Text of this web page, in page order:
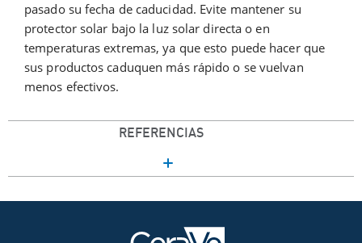
pasado su fecha de caducidad. Evite mantener su
protector solar bajo la luz solar directa o en
temperaturas extremas, ya que esto puede hacer que
sus productos caduquen más rápido o se vuelvan
menos efectivos.
REFERENCIAS